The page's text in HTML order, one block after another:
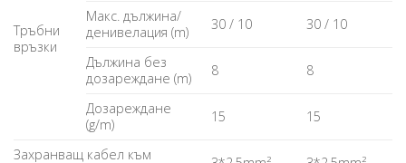
Тръбни
връзки
Макс. дължина/
денивелация (m)
30 / 10 30 / 10
Дължина без
дозареждане (m)
8 8
Дозареждане
(g/m)
15 15
Захранващ кабел към